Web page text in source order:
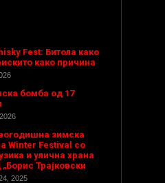
Fest: Битола како
како причина
бомба од 17
зимска
Winter Festival со
и улична храна
Трајковски
2025